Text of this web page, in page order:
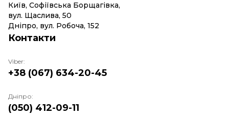
Київ, Софіївська Борщагівка,
вул. Щаслива, 50
Дніпро, вул. Робоча, 152
Контакти
Viber:
+38 (067) 634-20-45
Дніпро:
(050) 412-09-11